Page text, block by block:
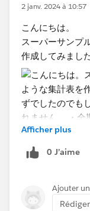
2 janv. 2024 à 10:57
こんにちは。
スーパーサンプ
作成してみました
FIXDE関数は使
落としがあるか
Afficher plus
0 J’aime
Ajouter